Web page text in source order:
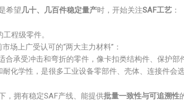
希望几十、几百件稳定量产时，开始关注SAF工艺 ：
程级零件。
市场上广受认可的“两大主力材料”：
合承受冲击和弯折的零件，像卡扣类结构件、保护部
化学性，是很多工业设备零部件、壳体、连接件会选
，拥有稳定SAF产线、能提供批量一致性与可追溯性